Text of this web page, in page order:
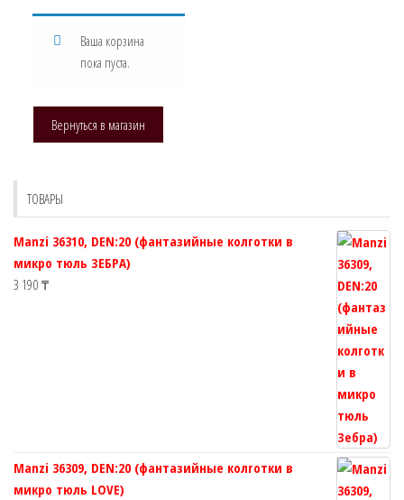
Ваша корзина
пока пуста.
Вернуться в магазин
ТОВАРЫ
Manzi 36310, DEN:20 (фантазийные колготки в
микро тюль ЗЕБРА)
3 190 ₸
Manzi 36309, DEN:20 (фантазийные колготки в
микро тюль LOVE)